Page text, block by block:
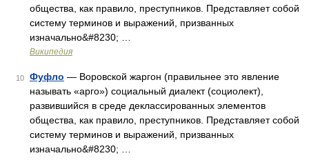
общества, как правило, преступников. Представляет собой
систему терминов и выражений, призванных
изначально&#8230; …
Википедия
10 Фуфло — Воровской жаргон (правильнее это явление
называть «арго») социальный диалект (социолект),
развившийся в среде деклассированных элементов
общества, как правило, преступников. Представляет собой
систему терминов и выражений, призванных
изначально&#8230; …